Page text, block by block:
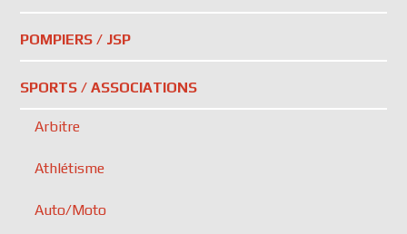
POMPIERS / JSP
SPORTS / ASSOCIATIONS
Arbitre
Athlétisme
Auto/Moto